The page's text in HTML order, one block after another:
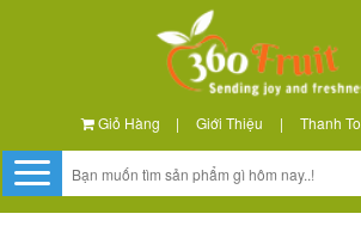
Giỏ Hàng | Giới Thiệu | Thanh